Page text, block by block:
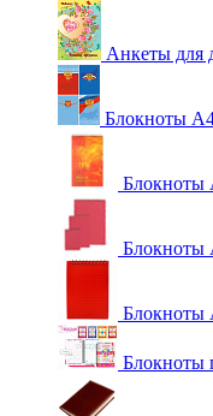
Анкеты для
Блокноты
Блокноты
Блокноты
Блокноты
Блокноты